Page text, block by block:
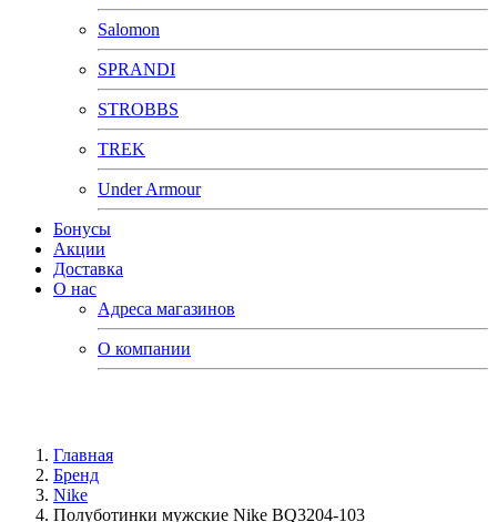
Salomon
SPRANDI
STROBBS
TREK
Under Armour
Бонусы
Акции
Доставка
О нас
Адреса магазинов
О компании
Главная
Бренд
Nike
Полуботинки мужские Nike BQ3204-103